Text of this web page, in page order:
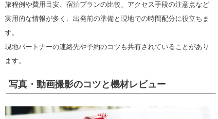
旅程例や費用目安、宿泊プランの比較、アクセス手段の注意点など
実用的な情報が多く、出発前の準備と現地での時間配分に役立ちま
す。
現地パートナーの連絡先や予約のコツも共有されていることがあり
ます。
写真・動画撮影のコツと機材レビュー